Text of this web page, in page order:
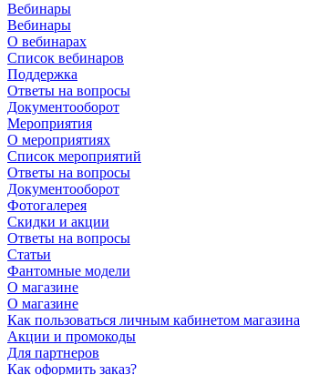
Вебинары
Вебинары
О вебинарах
Список вебинаров
Поддержка
Ответы на вопросы
Документооборот
Мероприятия
О мероприятиях
Список мероприятий
Ответы на вопросы
Документооборот
Фотогалерея
Скидки и акции
Ответы на вопросы
Статьи
Фантомные модели
О магазине
О магазине
Как пользоваться личным кабинетом магазина
Акции и промокоды
Для партнеров
Как оформить заказ?